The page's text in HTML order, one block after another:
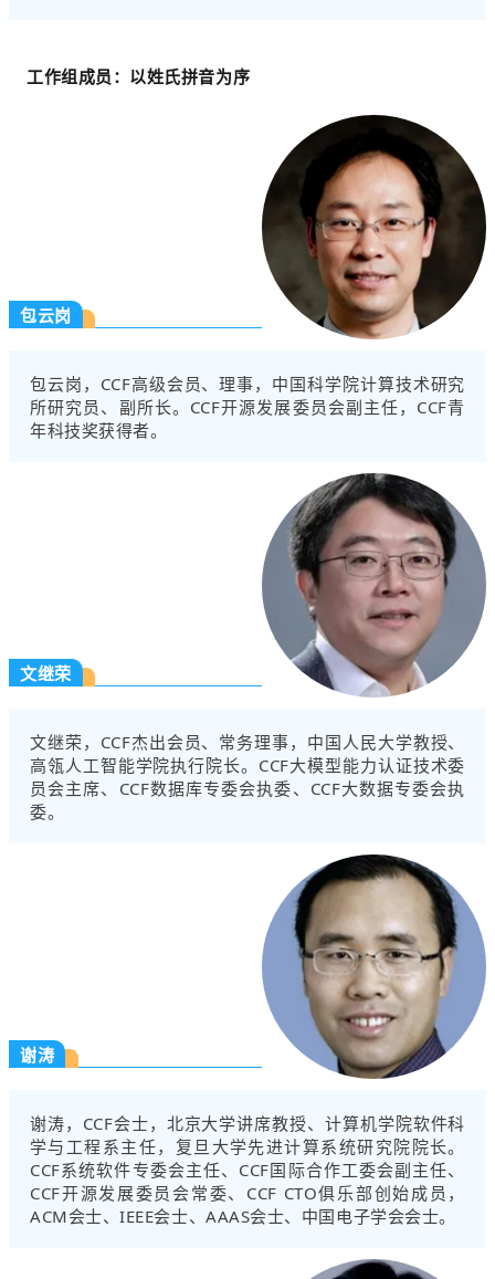
工作组成员：以姓氏拼音为序
包云岗
包云岗，CCF高级会员、理事，中国科学院计算技术研究
所研究员、副所长。CCF开源发展委员会副主任，CCF青
年科技奖获得者。
文继荣
文继荣，CCF杰出会员、常务理事，中国人民大学教授、
高瓴人工智能学院执行院长。CCF大模型能力认证技术委
员会主席、CCF数据库专委会执委、CCF大数据专委会执
委。
谢涛
谢涛，CCF会士，北京大学讲席教授、计算机学院软件科
学与工程系主任，复旦大学先进计算系统研究院院长。
CCF系统软件专委会主任、CCF国际合作工委会副主任、
CCF开源发展委员会常委、CCF CTO俱乐部创始成员，
ACM会士、IEEE会士、AAAS会士、中国电子学会会士。